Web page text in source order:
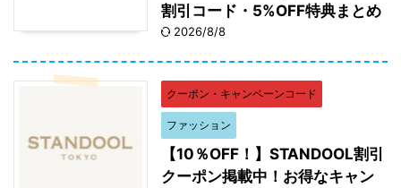
割引コード・5%OFF特典まとめ
2026/8/8
クーポン・キャンペーンコード
ファッション
【10％OFF！】STANDOOL割引
クーポン掲載中！お得なキャン